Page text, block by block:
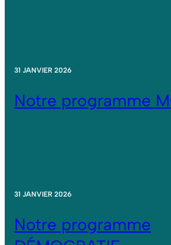
31 JANVIER 2026
Notre programme
31 JANVIER 2026
Notre programme